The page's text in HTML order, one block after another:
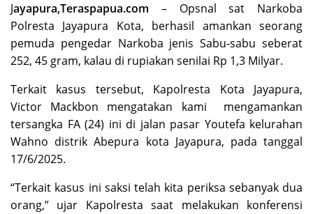
Jayapura,Teraspapua.com
– Opsnal sat Narkoba
Polresta Jayapura Kota, berhasil amankan seorang
pemuda pengedar Narkoba jenis Sabu-sabu seberat
252, 45 gram, kalau di rupiakan senilai Rp 1,3 Milyar.
Terkait kasus tersebut, Kapolresta Kota Jayapura,
Victor Mackbon mengatakan kami mengamankan
tersangka FA (24) ini di jalan pasar Youtefa kelurahan
Wahno distrik Abepura kota Jayapura, pada tanggal
17/6/2025.
“Terkait kasus ini saksi telah kita periksa sebanyak dua
orang,” ujar Kapolresta saat melakukan konferensi